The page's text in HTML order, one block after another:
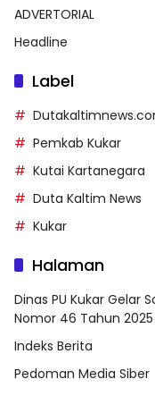
ADVERTORIAL
Headline
Label
Pemkab Kukar
Kutai Kartanegara
Duta Kaltim News
Kukar
Halaman
Dinas PU Kukar Gelar
Nomor 46 Tahun 2025
Indeks Berita
Pedoman Media Siber